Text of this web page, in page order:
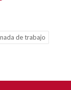
de trabajo